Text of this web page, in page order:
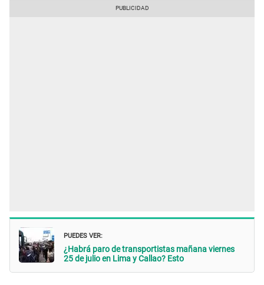
PUEDES VER:
¿Habrá paro de transportistas mañana viernes
25 de julio en Lima y Callao? Esto